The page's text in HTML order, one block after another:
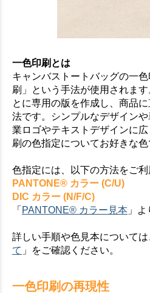
一色印刷とは
キャンバストートバッグの一
刷」という手法が使用されま
とに専用の版を作成し、商品
法です。シンプルなデザイン
業ロゴやテキストデザインに
刷の色指定についてお好きな色
色指定には、以下の方法をご利
PANTONE® カラー (C/U)
DIC カラー (N/F/C)
「 PANTONE® カラー見本 」
詳しい手順や色見本については
て 」をご確認ください。
一色印刷の再現性